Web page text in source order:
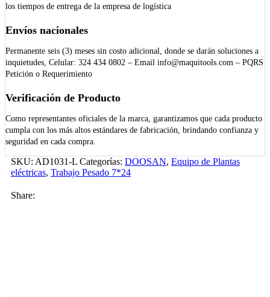
los tiempos de entrega de la empresa de logística
Envíos nacionales
Permanente seis (3) meses sin costo adicional, donde se darán soluciones a
inquietudes, Celular: 324 434 0802 – Email info@maquitools.com – PQRS
Petición o Requerimiento
Verificación de Producto
Como representantes oficiales de la marca, garantizamos que cada producto
cumpla con los más altos estándares de fabricación, brindando confianza y
seguridad en cada compra.
SKU: AD1031-L Categorías: DOOSAN, Equipo de Plantas
eléctricas, Trabajo Pesado 7*24
Share: